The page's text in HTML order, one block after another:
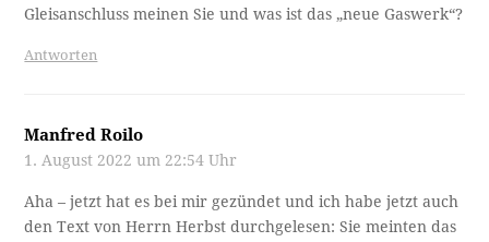
Gleisanschluss meinen Sie und was ist das „neue Gaswerk“?
Antworten
Manfred Roilo
1. August 2022 um 22:54 Uhr
Aha – jetzt hat es bei mir gezündet und ich habe jetzt auch
den Text von Herrn Herbst durchgelesen: Sie meinten das